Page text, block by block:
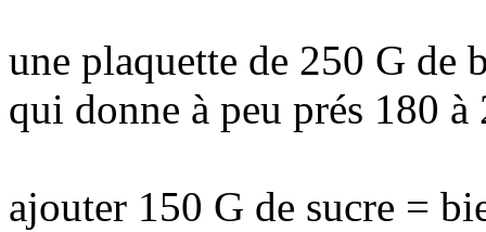
une plaquette de 250 G de
qui donne à peu prés 180 à
ajouter 150 G de sucre =